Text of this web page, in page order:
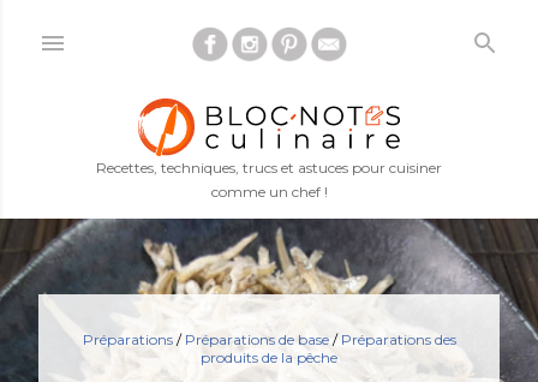
Accéder au contenu principal
Recettes, techniques, trucs et astuces pour cuisiner
comme un chef !
Préparations/ Préparations de base/ Préparations des
produits de la pêche